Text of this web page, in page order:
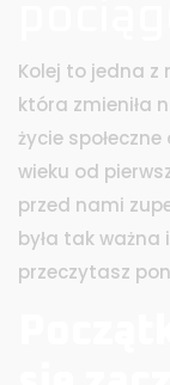
Kolej to jedna z
która zmieniła
życie
wieku od
przed nami
była tak ważna
przeczytasz